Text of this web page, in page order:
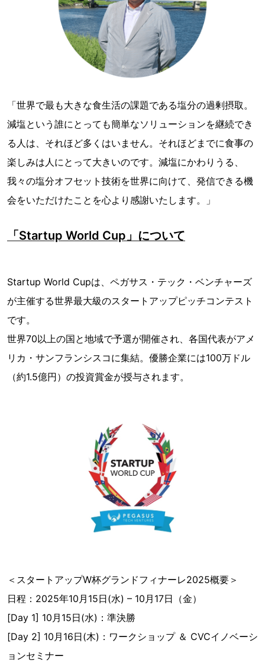
「世界で最も大きな食生活の課題である塩分の過剰摂取。
減塩という誰にとっても簡単なソリューションを継続でき
る人は、それほど多くはいません。それほどまでに食事の
楽しみは人にとって大きいのです。減塩にかわりうる、
我々の塩分オフセット技術を世界に向けて、発信できる機
会をいただけたことを心より感謝いたします。」
「Startup World Cup」について
Startup World Cupは、ペガサス・テック・ベンチャーズ
が主催する世界最大級のスタートアップピッチコンテスト
です。
世界70以上の国と地域で予選が開催され、各国代表がアメ
リカ・サンフランシスコに集結。優勝企業には100万ドル
（約1.5億円）の投資賞金が授与されます。
＜スタートアップW杯グランドフィナーレ2025概要＞
日程：2025年10月15日(水) – 10月17日（金）
[Day 1] 10月15日(水)：準決勝
[Day 2] 10月16日(木)：ワークショップ ＆ CVCイノベーシ
ョンセミナー